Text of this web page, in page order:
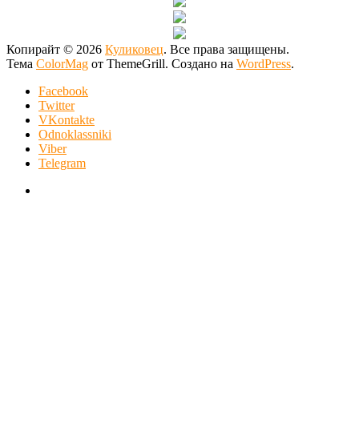
Копирайт © 2026 Куликовец. Все права защищены.
Тема ColorMag от ThemeGrill. Создано на WordPress.
Facebook
Twitter
VKontakte
Odnoklassniki
Viber
Telegram